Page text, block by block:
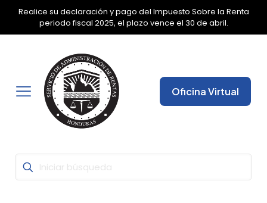
Con la Firma Electrónica Avanzada, seguridad y fiabilidad
garantizada para que pueda realizar todas sus gestiones
desde cualquier lugar.